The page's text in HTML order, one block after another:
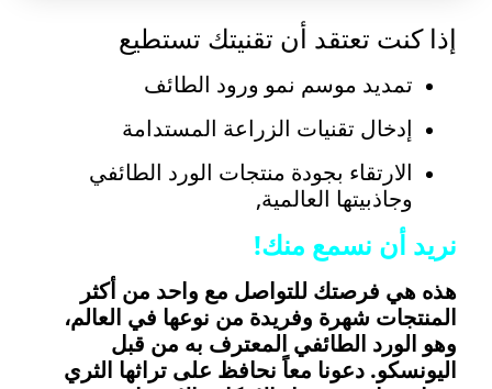
إذا كنت تعتقد أن تقنيتك تستطيع
تمديد موسم نمو ورود الطائف
إدخال تقنيات الزراعة المستدامة
الارتقاء بجودة منتجات الورد الطائفي
وجاذبيتها العالمية,
نريد أن نسمع منك!
هذه هي فرصتك للتواصل مع واحد من أكثر
المنتجات شهرة وفريدة من نوعها في العالم،
وهو الورد الطائفي المعترف به من قبل
اليونسكو. دعونا معاً نحافظ على تراثها الثري